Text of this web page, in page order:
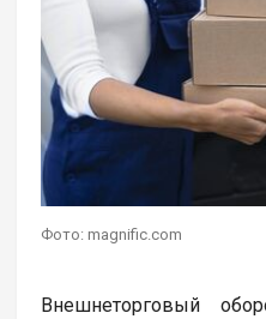
Фото: magnific.com
Внешнеторговый